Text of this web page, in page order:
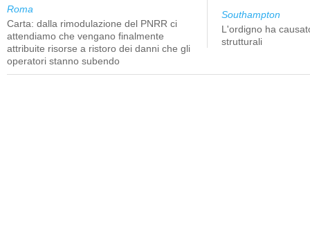
Roma
Carta: dalla rimodulazione del PNRR ci
attendiamo che vengano finalmente
attribuite risorse a ristoro dei danni che gli
operatori stanno subendo
Southampton
L'ordigno ha
strutturali